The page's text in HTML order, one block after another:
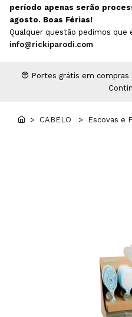
Escovas e Pente
Extensões
MAN WORLD -
Professional
Diversos Estética
Equipamentos
Maquilhagem
período apenas serão
agosto. Boas Férias!
Qualquer questão pedimos que
info@rickiparodi.com
Portes grátis em
> CABELO > Escovas e